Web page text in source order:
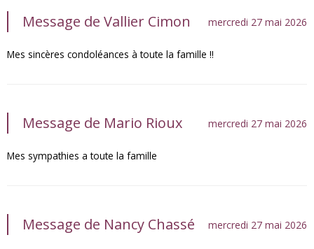
Message de Vallier Cimon mercredi 27 mai 2026
Mes sincères condoléances à toute la famille !!
Message de Mario Rioux mercredi 27 mai 2026
Mes sympathies a toute la famille
Message de Nancy Chassé mercredi 27 mai 2026